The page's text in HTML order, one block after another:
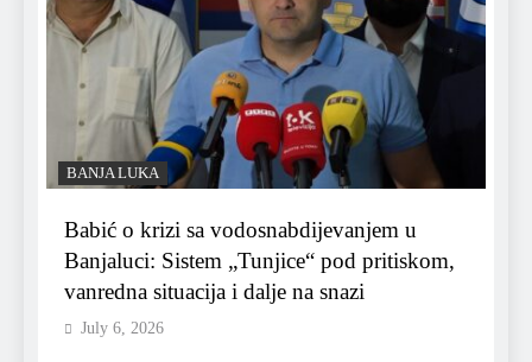
BANJA LUKA
Babić o krizi sa vodosnabdijevanjem u
Banjaluci: Sistem „Tunjice“ pod pritiskom,
vanredna situacija i dalje na snazi
July 6, 2026